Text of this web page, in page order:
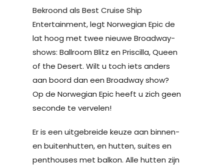
Bekroond als Best Cruise Ship
Entertainment, legt Norwegian Epic de
lat hoog met twee nieuwe Broadway-
shows: Ballroom Blitz en Priscilla, Queen
of the Desert. Wilt u toch iets anders
aan boord dan een Broadway show?
Op de Norwegian Epic heeft u zich geen
seconde te vervelen!
Er is een uitgebreide keuze aan binnen-
en buitenhutten, en hutten, suites en
penthouses met balkon. Alle hutten zijn